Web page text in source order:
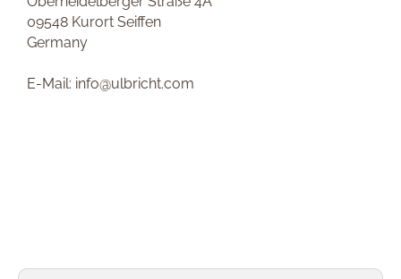
09548 Kurort Seiffen
Germany
E-Mail: info@ulbricht.com